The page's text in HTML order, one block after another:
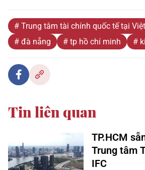
# Trung tâm tài chính quốc tế tại
# đà nẵng
# tp hồ chí minh #
Tin liên quan
TP.HCM
Trung tâm
IFC